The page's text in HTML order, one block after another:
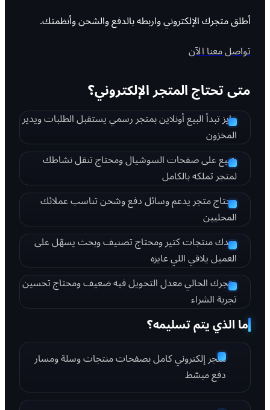
أطلق متجرك الإلكتروني واربطه بالدفع والشحن وأنظمتك.
تواصل معنا الآن
متى تحتاج المتجر الإلكتروني؟
عايز تبدأ البيع أونلاين بمتجر رسمي يستقبل الطلبات ويدير
المخزون
بتبيع على صفحات السوشيال ومحتاج تنقل نشاطك
لمتجر تملكه بالكامل
محتاج متجر يدعم وسائل دفع وشحن تناسب عملائك
المحليين
عندك منتجات كتير ومحتاج تصنيف وبحث يسهّل على
العميل يلاقي اللي عايزه
متجرك الحالي معدل التحويل فيه ضعيف ومحتاج تحسين
تجربة الشراء
ما الذي يتم تسليمه؟
متجر إلكتروني كامل بصفحات منتجات وسلة ومسار
دفع مبسّط